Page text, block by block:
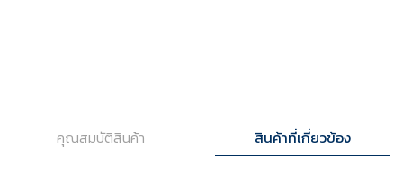
คุณสมบัติสินค้า สินค้าที่เกี่ยวข้อง